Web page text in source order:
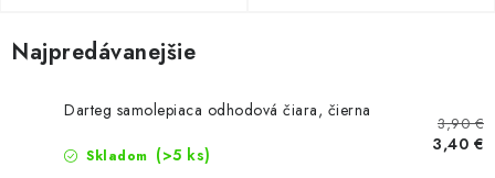
DARČEKOVÉ POUKAZY
Najpredávanejšie
Darteg samolepiaca odhodová čiara, čierna
Skladom (>5 ks)
3,90 €
3,40 €